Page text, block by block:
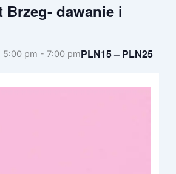
Brzeg- dawanie i
5:00 pm - 7:00 pmPLN15 – PLN25